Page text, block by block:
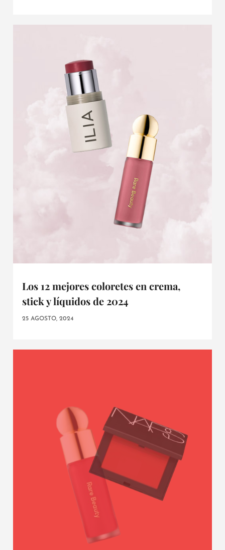
Los 12 mejores coloretes en crema,
stick y líquidos de 2024
25 AGOSTO, 2024